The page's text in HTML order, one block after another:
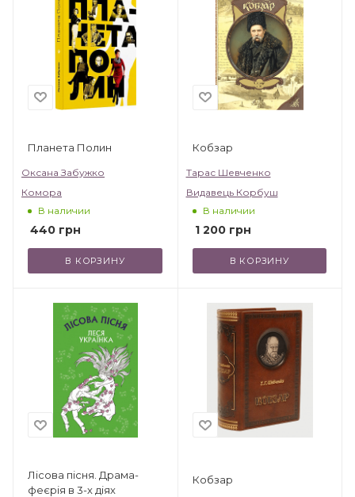
Планета Полин
Оксана Забужко
Комора
В наличии
440 грн
В КОРЗИНУ
Кобзар
Тарас Шевченко
Видавець Корбуш
В наличии
1 200грн
В КОРЗИНУ
Лісова пісня. Драма-
феєрія в 3-х діях
Кобзар